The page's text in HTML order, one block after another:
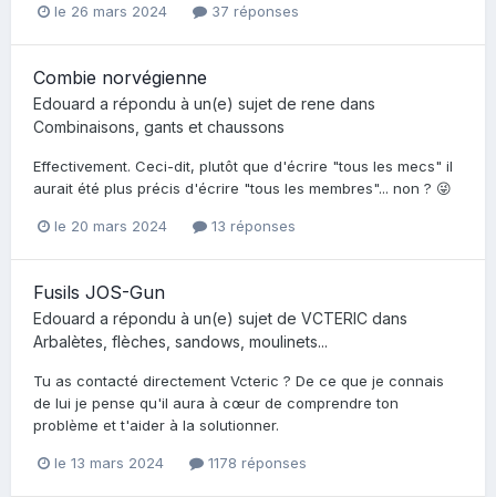
le 26 mars 2024 37 réponses
Combie norvégienne
Edouard a répondu à un(e) sujet de rene dans
Combinaisons, gants et chaussons
Effectivement. Ceci-dit, plutôt que d'écrire "tous les mecs" il
aurait été plus précis d'écrire "tous les membres"... non ? 😜
le 20 mars 2024 13 réponses
Fusils JOS-Gun
Edouard a répondu à un(e) sujet de VCTERIC dans
Arbalètes, flèches, sandows, moulinets...
Tu as contacté directement Vcteric ? De ce que je connais
de lui je pense qu'il aura à cœur de comprendre ton
problème et t'aider à la solutionner.
le 13 mars 2024 1178 réponses